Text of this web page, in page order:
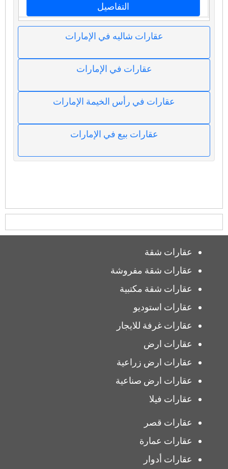
التفاصيل
عقارات شاليه في الإمارات
عقارات في الإمارات
عقارات في رأس الخيمة الإمارات
عقارات بيع في الإمارات
عقارات شقة
عقارات شقة مفروشة
عقارات شقة مكتبية
عقارات استوديو
عقارات غرفة للايجار
عقارات ارض
عقارات ارض زراعية
عقارات ارض صناعية
عقارات فيلا
عقارات قصر
عقارات عمارة
عقارات أدوار